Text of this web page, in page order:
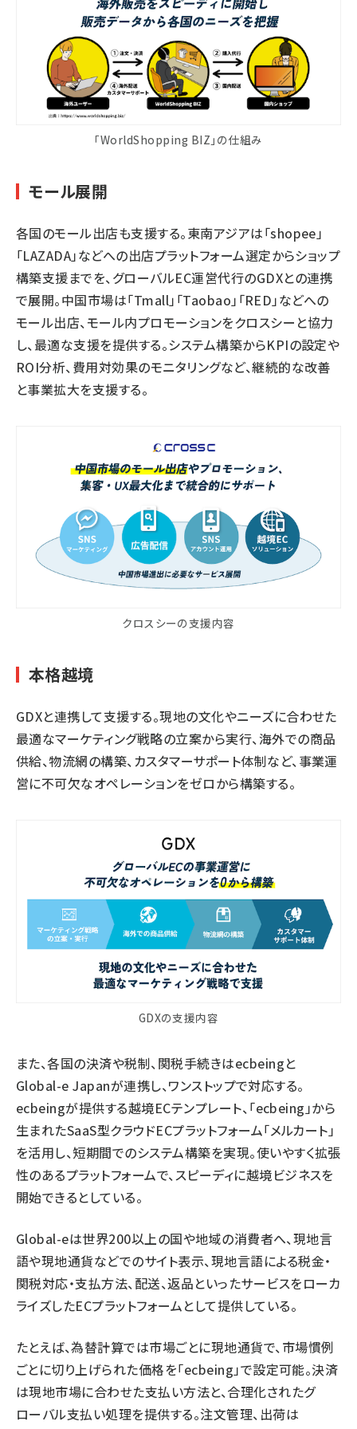
「WorldShopping BIZ」の仕組み
モール展開
各国のモール出店も支援する。東南アジアは「shopee」
「LAZADA」などへの出店プラットフォーム選定からショップ
構築支援までを、グローバルEC運営代行のGDXとの連携
で展開。中国市場は「Tmall」「Taobao」「RED」などへの
モール出店、モール内プロモーションをクロスシーと協力
し、最適な支援を提供する。システム構築からKPIの設定や
ROI分析、費用対効果のモニタリングなど、継続的な改善
と事業拡大を支援する。
クロスシーの支援内容
本格越境
GDXと連携して支援する。現地の文化やニーズに合わせた
最適なマーケティング戦略の立案から実行、海外での商品
供給、物流網の構築、カスタマーサポート体制など、事業運
営に不可欠なオペレーションをゼロから構築する。
GDXの支援内容
また、各国の決済や税制、関税手続きはecbeingと
Global-e Japanが連携し、ワンストップで対応する。
ecbeingが提供する越境ECテンプレート、「ecbeing」から
生まれたSaaS型クラウドECプラットフォーム「メルカート」
を活用し、短期間でのシステム構築を実現。使いやすく拡張
性のあるプラットフォームで、スピーディに越境ビジネスを
開始できるとしている。
Global-eは世界200以上の国や地域の消費者へ、現地言
語や現地通貨などでのサイト表示、現地言語による税金・
関税対応・支払方法、配送、返品といったサービスをローカ
ライズしたECプラットフォームとして提供している。
たとえば、為替計算では市場ごとに現地通貨で、市場慣例
ごとに切り上げられた価格を「ecbeing」で設定可能。決済
は現地市場に合わせた支払い方法と、合理化されたグ
ローバル支払い処理を提供する。注文管理、出荷は